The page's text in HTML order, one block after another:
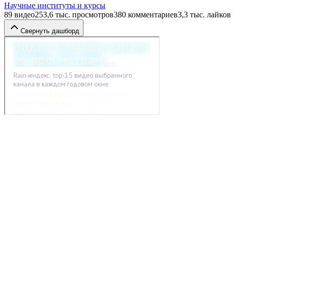
Научные институты и курсы
89 видео253,6 тыс. просмотров380 комментариев3,3 тыс. лайков
Свернуть дашборд